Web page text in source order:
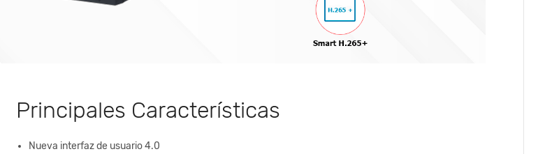
Principales Características
Nueva interfaz de usuario 4.0